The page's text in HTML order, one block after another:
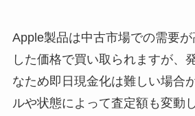
Apple製品は中古市場での需要
した価格で買い取られますが、
なため即日現金化は難しい場合
ルや状態によって査定額も変動